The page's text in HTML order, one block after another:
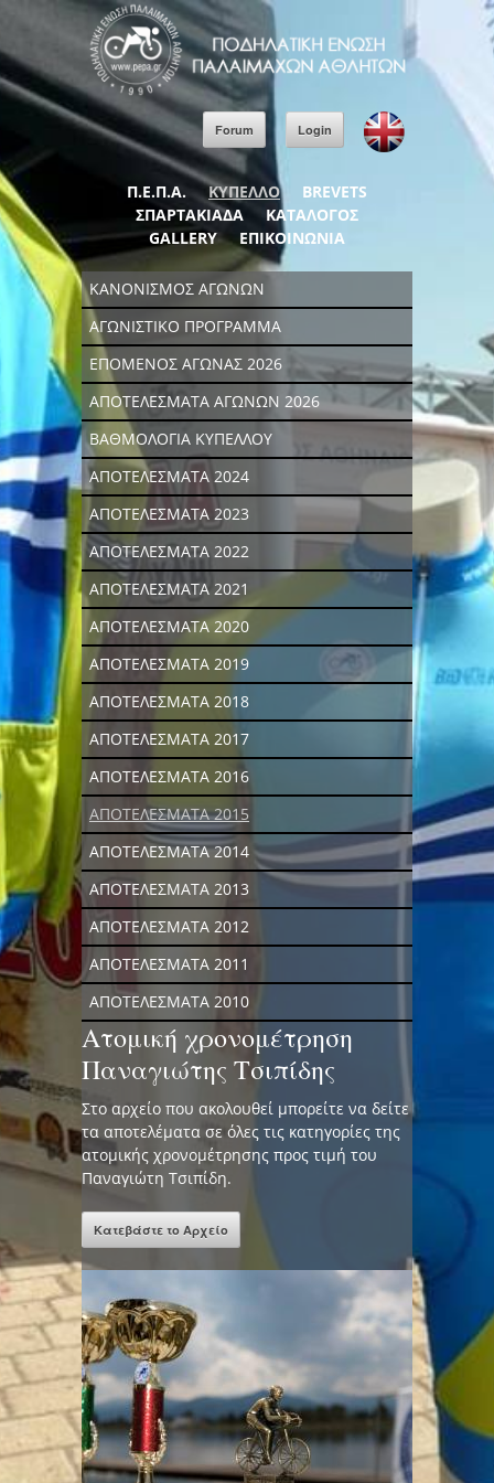
Forum Login
Π.Ε.Π.Α. ΚΥΠΕΛΛΟ
BREVETS
ΣΠΑΡΤΑΚΙΑΔΑ
ΚΑΤΑΛΟΓΟΣ
GALLERY
ΕΠΙΚΟΙΝΩΝΙΑ
ΚΑΝΟΝΙΣΜΟΣ ΑΓΩΝΩΝ
ΑΓΩΝΙΣΤΙΚΟ ΠΡΟΓΡΑΜΜΑ
ΕΠΟΜΕΝΟΣ ΑΓΩΝΑΣ 2026
ΑΠΟΤΕΛΕΣΜΑΤΑ ΑΓΩΝΩΝ 2026
ΒΑΘΜΟΛΟΓΙΑ ΚΥΠΕΛΛΟΥ
ΑΠΟΤΕΛΕΣΜΑΤΑ 2024
ΑΠΟΤΕΛΕΣΜΑΤΑ 2023
ΑΠΟΤΕΛΕΣΜΑΤΑ 2022
ΑΠΟΤΕΛΕΣΜΑΤΑ 2021
ΑΠΟΤΕΛΕΣΜΑΤΑ 2020
ΑΠΟΤΕΛΕΣΜΑΤΑ 2019
ΑΠΟΤΕΛΕΣΜΑΤΑ 2018
ΑΠΟΤΕΛΕΣΜΑΤΑ 2017
ΑΠΟΤΕΛΕΣΜΑΤΑ 2016
ΑΠΟΤΕΛΕΣΜΑΤΑ 2015
ΑΠΟΤΕΛΕΣΜΑΤΑ 2014
ΑΠΟΤΕΛΕΣΜΑΤΑ 2013
ΑΠΟΤΕΛΕΣΜΑΤΑ 2012
ΑΠΟΤΕΛΕΣΜΑΤΑ 2011
ΑΠΟΤΕΛΕΣΜΑΤΑ 2010
Ατομική χρονομέτρηση
Παναγιώτης Τσιπίδης
Στο αρχείο που ακολουθεί μπορείτε να δείτε
τα αποτελέματα σε όλες τις κατηγορίες της
ατομικής χρονομέτρησης προς τιμή του
Παναγιώτη Τσιπίδη.
Κατεβάστε το Αρχείο